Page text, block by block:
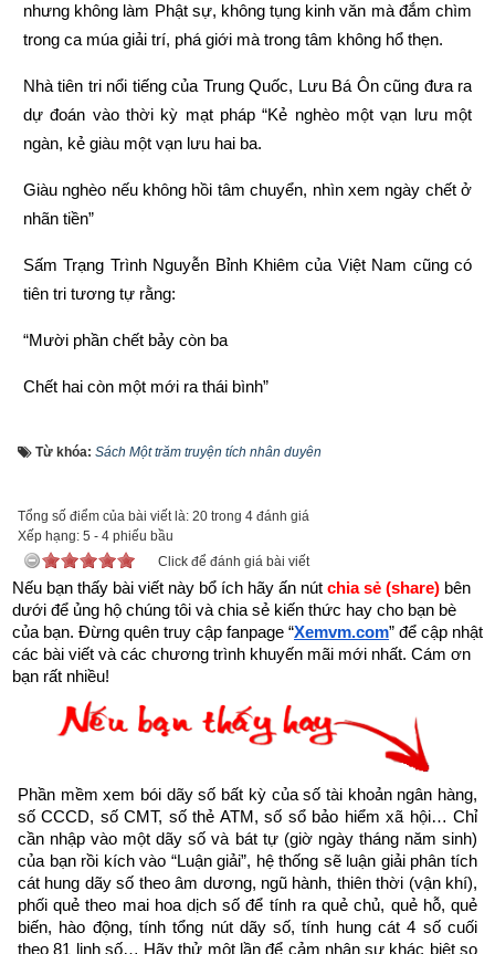
nhưng không làm Phật sự, không tụng kinh văn mà đắm chìm
trong ca múa giải trí, phá giới mà trong tâm không hổ thẹn.
Nhà tiên tri nổi tiếng của Trung Quốc, Lưu Bá Ôn cũng đưa ra
dự đoán vào thời kỳ mạt pháp “Kẻ nghèo một vạn lưu một
ngàn, kẻ giàu một vạn lưu hai ba.
Giàu nghèo nếu không hồi tâm chuyển, nhìn xem ngày chết ở
nhãn tiền”
Sấm Trạng Trình Nguyễn Bỉnh Khiêm của Việt Nam cũng có
tiên tri tương tự rằng:
“Mười phần chết bảy còn ba
Chết hai còn một mới ra thái bình”
được xem.
Trên đời có người hành Đại Thiện, gặp kiếp nạn này cũng bình
an”
Như vậy chúng ta đang sống trong thời gian cuối cùng của
thời kỳ mạt pháp khi mà đạo đức nhân loại suy đồi, bại hoại
Từ khóa: Sách Một trăm truyện tích nhân duyên
Tổng số điểm của bài viết là: 20 trong 4 đánh giá
Xếp hạng: 5 - 4 phiếu bầu
Click để đánh giá bài viết
Nếu bạn thấy bài viết này bổ ích hãy ấn nút chia sẻ (share) bên
dưới để ủng hộ chúng tôi và chia sẻ kiến thức hay cho bạn bè
của bạn. Đừng quên truy cập fanpage “Xemvm.com” để cập nhật
các bài viết và các chương trình khuyến mãi mới nhất. Cám ơn
bạn rất nhiều!
Phần mềm xem bói dãy số bất kỳ của số tài khoản ngân hàng,
số CCCD, số CMT, số thẻ ATM, số sổ bảo hiểm xã hội… Chỉ
cần nhập vào một dãy số và bát tự (giờ ngày tháng năm sinh)
của bạn rồi kích vào “Luận giải”, hệ thống sẽ luận giải phân tích
cát hung dãy số theo âm dương, ngũ hành, thiên thời (vận khí),
phối quẻ theo mai hoa dịch số để tính ra quẻ chủ, quẻ hỗ, quẻ
biến, hào động, tính tổng nút dãy số, tính hung cát 4 số cuối
theo 81 linh số… Hãy thử một lần để cảm nhận sự khác biệt so